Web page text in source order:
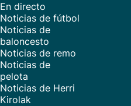
En directo
Noticias de fútbol
Noticias de
baloncesto
Noticias de remo
Noticias de
pelota
Noticias de Herri
Kirolak